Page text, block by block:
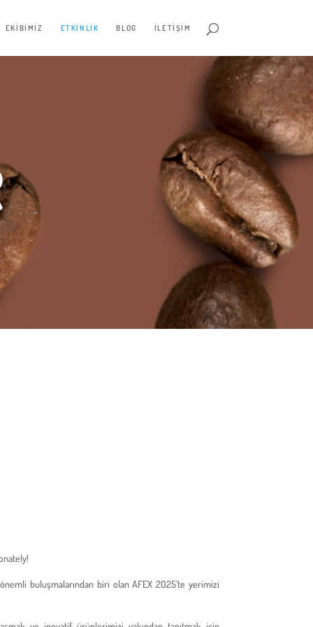
EKIBIMIZ ETKINLIK BLOG İLETIŞIM
buluşmalarından biri olan AFEX 2025’te yerimizi